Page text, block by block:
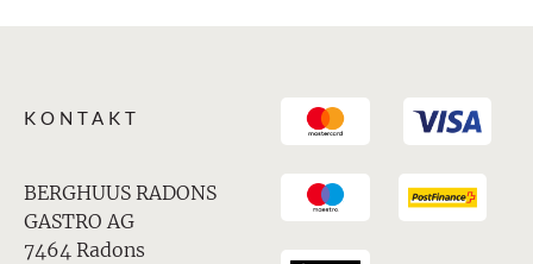
KONTAKT
BERGHUUS RADONS
GASTRO AG
7464 Radons